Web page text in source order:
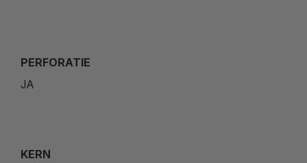
PERFORATIE
JA
KERN